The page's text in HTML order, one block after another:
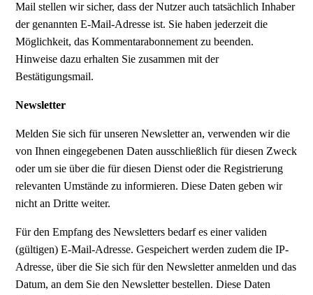
Mail stellen wir sicher, dass der Nutzer auch tatsächlich Inhaber
der genannten E-Mail-Adresse ist. Sie haben jederzeit die
Möglichkeit, das Kommentarabonnement zu beenden.
Hinweise dazu erhalten Sie zusammen mit der
Bestätigungsmail.
Newsletter
Melden Sie sich für unseren Newsletter an, verwenden wir die
von Ihnen eingegebenen Daten ausschließlich für diesen Zweck
oder um sie über die für diesen Dienst oder die Registrierung
relevanten Umstände zu informieren. Diese Daten geben wir
nicht an Dritte weiter.
Für den Empfang des Newsletters bedarf es einer validen
(gültigen) E-Mail-Adresse. Gespeichert werden zudem die IP-
Adresse, über die Sie sich für den Newsletter anmelden und das
Datum, an dem Sie den Newsletter bestellen. Diese Daten